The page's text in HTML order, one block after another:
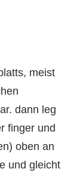
meist
dann leg
finger und
oben an
und gleicht